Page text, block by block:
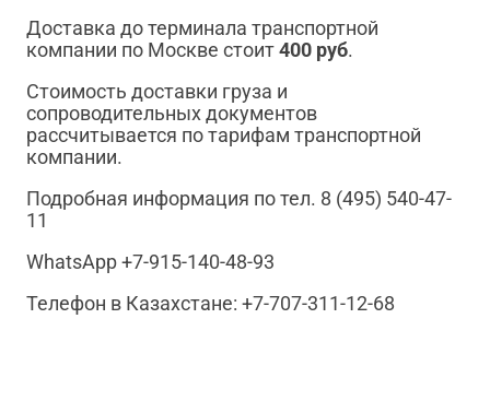
Доставка до терминала транспортной
компании по Москве стоит400 руб.
Стоимость доставки груза и
сопроводительных документов
рассчитывается по тарифам транспортной
компании.
Подробная информация по тел. 8 (495) 540-47-
11
WhatsApp +7-915-140-48-93
Телефон в Казахстане: +7-707-311-12-68